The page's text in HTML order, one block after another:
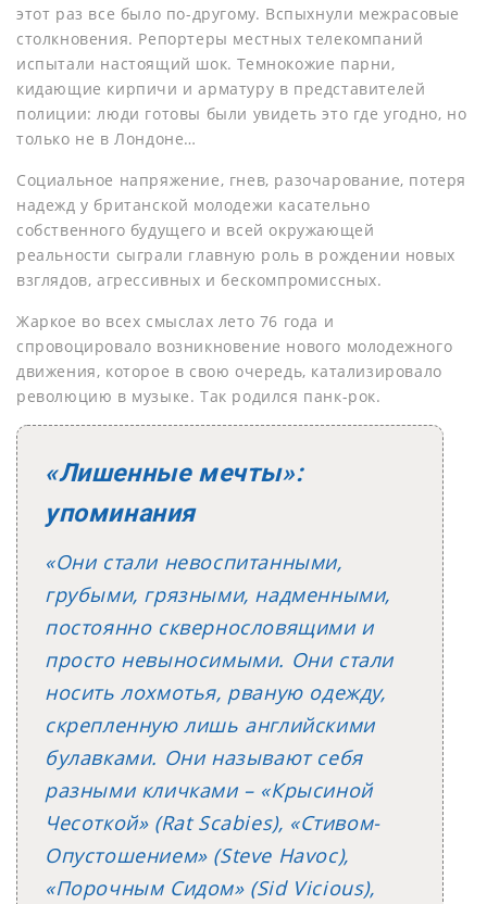
этот раз все было по-другому. Вспыхнули межрасовые
столкновения. Репортеры местных телекомпаний
испытали настоящий шок. Темнокожие парни,
кидающие кирпичи и арматуру в представителей
полиции: люди готовы были увидеть это где угодно, но
только не в Лондоне…
Социальное напряжение, гнев, разочарование, потеря
надежд у британской молодежи касательно
собственного будущего и всей окружающей
реальности сыграли главную роль в рождении новых
взглядов, агрессивных и бескомпромиссных.
Жаркое во всех смыслах лето 76 года и
спровоцировало возникновение нового молодежного
движения, которое в свою очередь, катализировало
революцию в музыке. Так родился панк-рок.
«Лишенные мечты»:
упоминания
«Они стали невоспитанными,
грубыми, грязными, надменными,
постоянно сквернословящими и
просто невыносимыми. Они стали
носить лохмотья, рваную одежду,
скрепленную лишь английскими
булавками. Они называют себя
разными кличками – «Крысиной
Чесоткой» (Rat Scabies), «Стивом-
Опустошением» (Steve Havoc),
«Порочным Сидом» (Sid Vicious),